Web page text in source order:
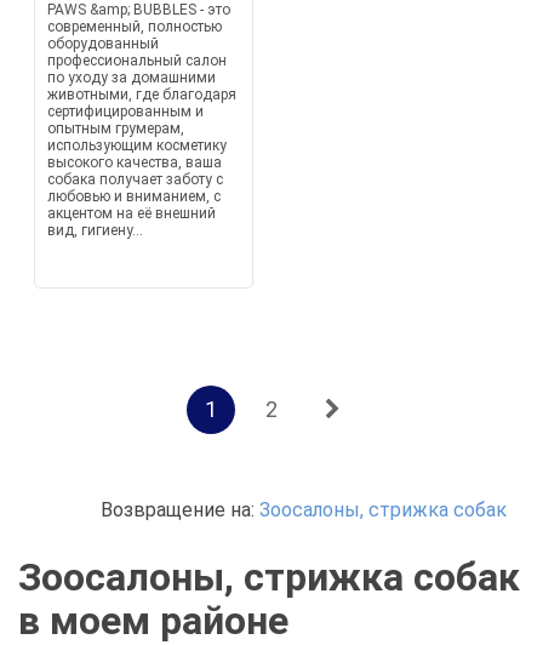
PAWS &amp; BUBBLES - это
современный, полностью
оборудованный
профессиональный салон
по уходу за домашними
животными, где благодаря
сертифицированным и
опытным грумерам,
использующим косметику
высокого качества, ваша
собака получает заботу с
любовью и вниманием, с
акцентом на её внешний
вид, гигиену...
1 2
Возвращение на: Зоосалоны, стрижка собак
Зоосалоны, стрижка собак
в моем районе